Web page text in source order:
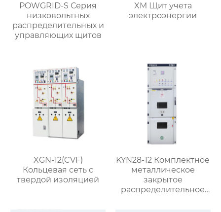
POWGRID-S Серия
низковольтных
распределительных и
управляющих щитов
XM Щит учета
электроэнергии
XGN-12(CVF)
Кольцевая сеть с
твердой изоляцией
KYN28-12 Комплектное
металлическое
закрытое
распределительное